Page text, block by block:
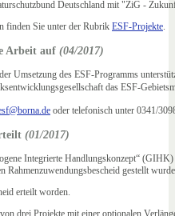
Deutschland mit "ZiG -
finden Sie unter der Rubrik ESF-Projekte.
Arbeit auf (04/2017)
Umsetzung des ESF-Programms
das ESF-
oder telefonisch unter 0341/
(01/2017)
Integrierte Handlungskonzept“
gestellt
erteilt worden.